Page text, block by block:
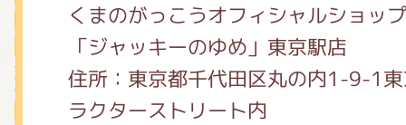
くまのがっこうオフィシャルショップ
「ジャッキーのゆめ」東京駅店
住所：東京都千代田区丸の内1-9-1
ラクターストリート内